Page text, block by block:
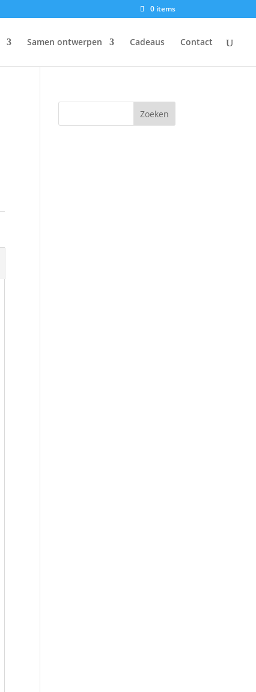
0 items
Samen ontwerpen Cadeaus Contact